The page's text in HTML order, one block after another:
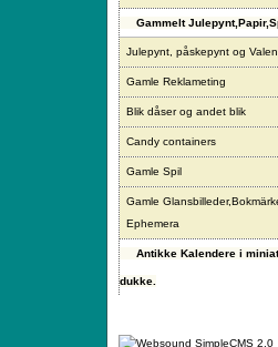
Gammelt
Julepynt, påskepynt og
Gamle Reklameting
Blik dåser og andet blik
Candy containers
Gamle Spil
Gamle
Ephemera
Antikke Kalendere i
dukke.